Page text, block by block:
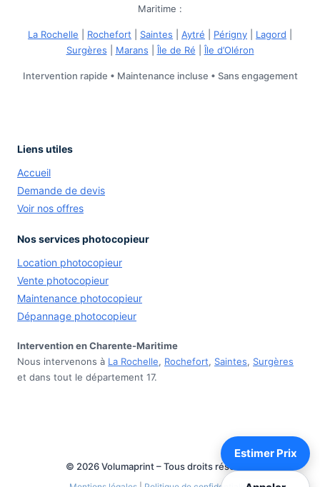
Estimer Prix
Maritime :
La Rochelle Rochefort Saintes Aytré Périgny Lagord
Surgères
Marans Île de Ré Île d’Oléron
Intervention rapide • Maintenance incluse • Sans engagement
Liens utiles
Accueil
Demande de devis
Voir nos offres
Nos services photocopieur
Location photocopieur
Vente photocopieur
Maintenance photocopieur
Dépannage photocopieur
Intervention en Charente-Maritime
Nous intervenons à La Rochelle, Rochefort, Saintes, Surgères
et dans tout le département 17.
© 2026 Volumaprint – Tous droits réservés